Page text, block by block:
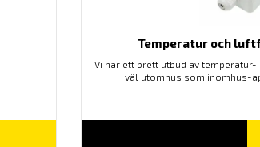
Temperatur och
Vi har ett brett utbud av
väl utomhus som inomhus-